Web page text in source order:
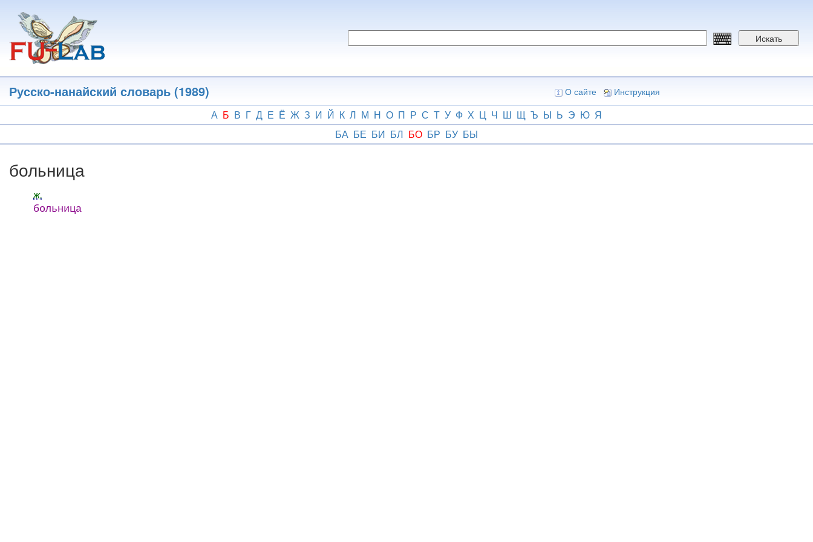
основному
содержанию
Искать
Русско-нанайский словарь (1989) О сайте Инструкция
А Б В Г Д Е Ё Ж З И Й К Л М Н О П Р С Т У Ф Х Ц Ч Ш Щ Ъ Ы Ь Э Ю Я
БА БЕ БИ БЛ БО БР БУ БЫ
больница
ж.
больница